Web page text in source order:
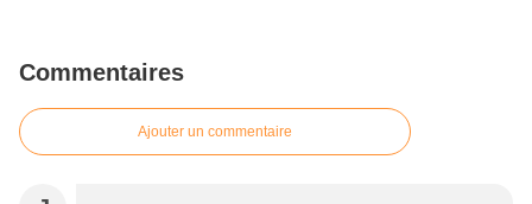
Commentaires
Ajouter un commentaire